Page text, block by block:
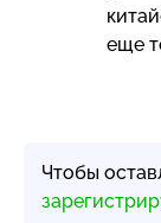
еще
Чтобы